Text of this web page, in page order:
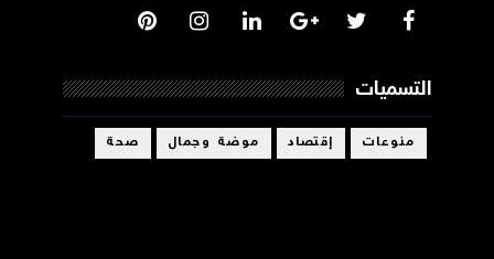
التسميات
منوعات إقتصاد موضة وجمال صحة